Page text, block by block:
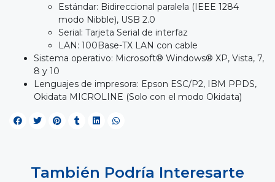
Estándar: Bidireccional paralela (IEEE 1284
modo Nibble), USB 2.0
Serial: Tarjeta Serial de interfaz
LAN: 100Base-TX LAN con cable
Sistema operativo: Microsoft® Windows® XP, Vista, 7,
8 y 10
Lenguajes de impresora: Epson ESC/P2, IBM PPDS,
Okidata MICROLINE (Solo con el modo Okidata)
También Podría Interesarte